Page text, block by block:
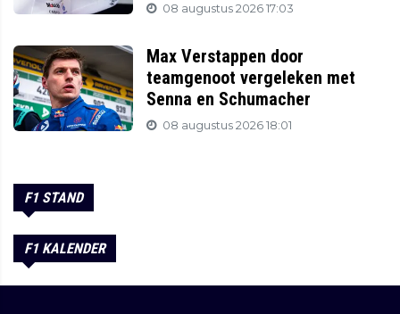
08 augustus 2026 17:03
Max Verstappen door
teamgenoot vergeleken met
Senna en Schumacher
08 augustus 2026 18:01
F1 STAND
F1 KALENDER